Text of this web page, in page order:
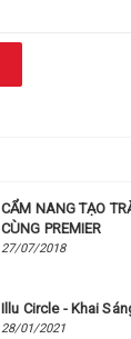
CẨM NANG TẠO
CÙNG PREMIER
27/07/2018
Illu Circle - Khai
28/01/2021